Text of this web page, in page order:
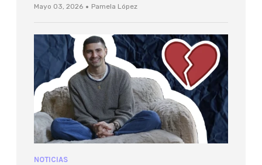
Mayo 03, 2026 · Pamela López
NOTICIAS